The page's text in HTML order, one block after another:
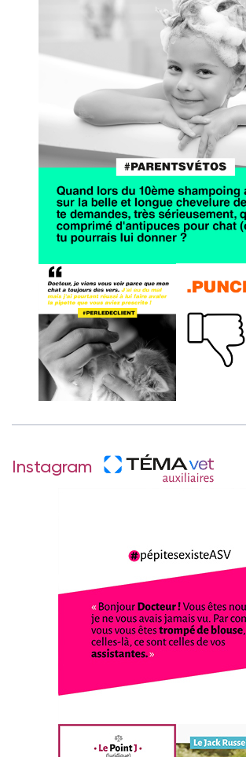
Instagram